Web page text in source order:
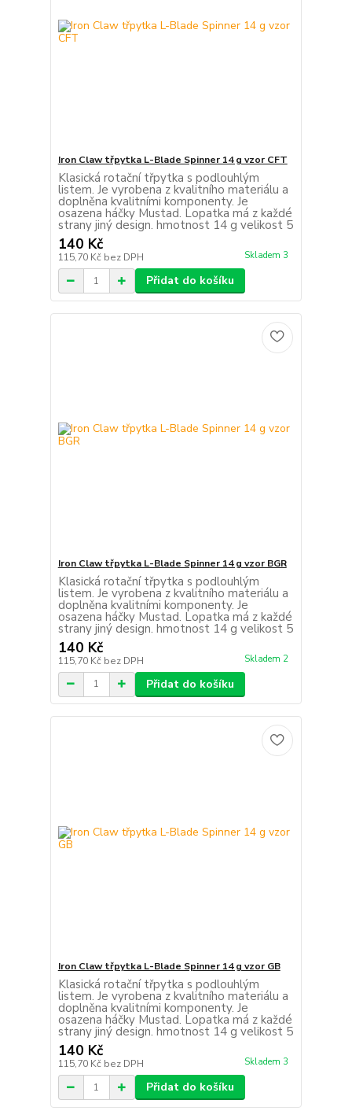
Iron Claw třpytka L-Blade Spinner 14 g vzor CFT
Klasická rotační třpytka s podlouhlým
listem. Je vyrobena z kvalitního materiálu a
doplněna kvalitními komponenty. Je
osazena háčky Mustad. Lopatka má z každé
strany jiný design. hmotnost 14 g velikost 5
140 Kč
115,70 Kč bez DPH Skladem 3
Přidat do košíku
Iron Claw třpytka L-Blade Spinner 14 g vzor BGR
Klasická rotační třpytka s podlouhlým
listem. Je vyrobena z kvalitního materiálu a
doplněna kvalitními komponenty. Je
osazena háčky Mustad. Lopatka má z každé
strany jiný design. hmotnost 14 g velikost 5
140 Kč
115,70 Kč bez DPH Skladem 2
Přidat do košíku
Iron Claw třpytka L-Blade Spinner 14 g vzor GB
Klasická rotační třpytka s podlouhlým
listem. Je vyrobena z kvalitního materiálu a
doplněna kvalitními komponenty. Je
osazena háčky Mustad. Lopatka má z každé
strany jiný design. hmotnost 14 g velikost 5
140 Kč
115,70 Kč bez DPH Skladem 3
Přidat do košíku